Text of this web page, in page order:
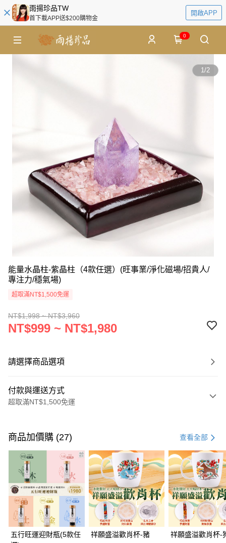
雨揚珍品TW
首下載APP送$200購物金
開啟APP
0
1/2
能量水晶柱-紫晶柱（4款任選）(旺事業/淨化磁場/招貴人/
專注力/穩氣場)
超取滿NT$1,500免運
NT$1,998 ~ NT$3,960
NT$999 ~ NT$1,980
請選擇商品選項
付款與運送方式
超取滿NT$1,500免運
信用卡一次付款
LINE Pay
Apple Pay
街口支付
悠遊付
Google Pay
商品加價購 (27) 查看全部
五行旺運迎財瓶(5款任
祥願盛溢歡肖杯-豬 祥願盛溢歡肖杯-